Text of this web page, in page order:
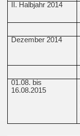
II. Halbjahr 2014
Dezember 2014
01.08. bis
16.08.2015